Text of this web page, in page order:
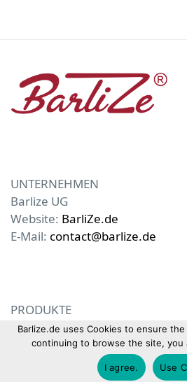
UNTERNEHMEN
Barlize UG
Website: BarliZe.de
E-Mail: contact@barlize.de
PRODUKTE
Physique Forge X
Barlize.de uses Cookies to ensure
continuing to browse the site, you
I agree. Use